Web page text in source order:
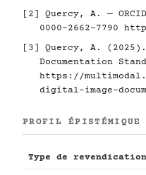
[2] Quercy, A. —
0000-2662-7790
[3] Quercy, A.
Documentation
https://
digital-image-
PROFIL ÉPISTÉMIQUE
Type de revendication